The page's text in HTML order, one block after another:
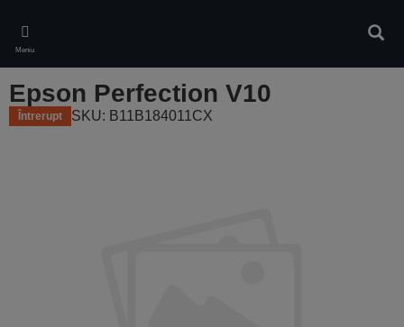
main
content
Meniu
Epson Perfection V10
Întrerupt SKU: B11B184011CX